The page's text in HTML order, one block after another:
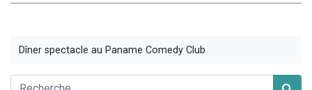
Dîner spectacle au Paname Comedy Club